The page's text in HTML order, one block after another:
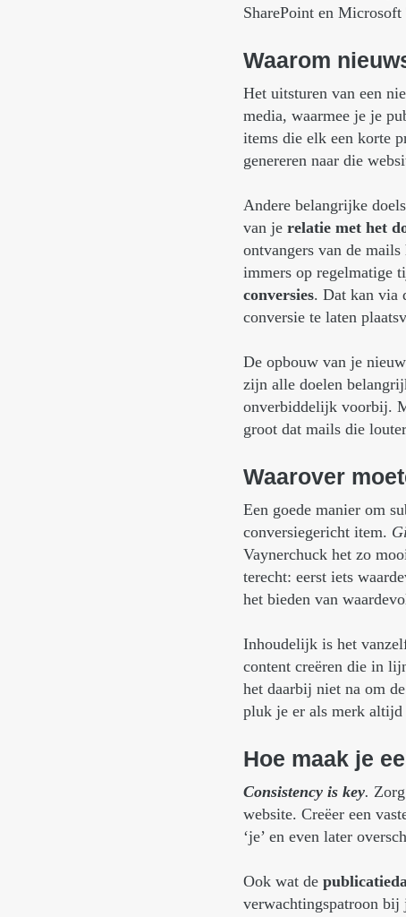
SharePoint en Microsoft
Waarom
Het uitsturen van een
media, waarmee je je
items die elk een korte
genereren naar die
Andere belangrijke
van je relatie met het
ontvangers van de
immers op regelmatige
conversies. Dat kan via
conversie te laten
De opbouw van je
zijn alle doelen
onverbiddelijk voorbij.
groot dat mails die
Waarover
Een goede manier om
conversiegericht item.
Vaynerchuck het zo
terecht: eerst iets
het bieden van
Inhoudelijk is het
content creëren die in
het daarbij niet na om
pluk je er als merk altijd
Hoe maak je
Consistency is key.
website. Creëer een
‘je’ en even later
Ook wat de
verwachtingspatroon bij